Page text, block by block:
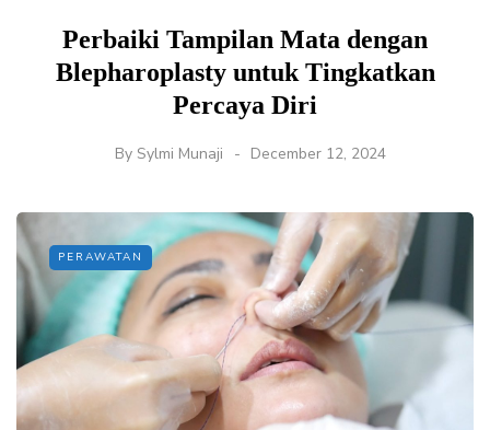
Perbaiki Tampilan Mata dengan
Blepharoplasty untuk Tingkatkan
Percaya Diri
By Sylmi Munaji December 12, 2024
PERAWATAN